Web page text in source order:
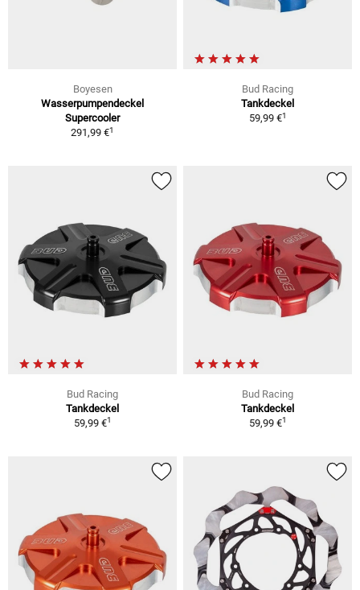
Boyesen
Wasserpumpendeckel
Supercooler
291,99 €1
Bud Racing
Tankdeckel
59,99 €1
Bud Racing
Tankdeckel
59,99 €1
Bud Racing
Tankdeckel
59,99 €1